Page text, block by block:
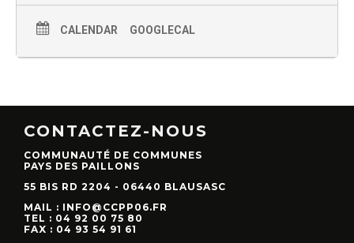
CALENDAR GOOGLECAL
CONTACTEZ-NOUS
COMMUNAUTÉ DE COMMUNES
PAYS DES PAILLONS
55 BIS RD 2204 - 06440 BLAUSASC
MAIL : INFO@CCPP06.FR
TEL : 04 92 00 75 80
FAX : 04 93 54 91 61